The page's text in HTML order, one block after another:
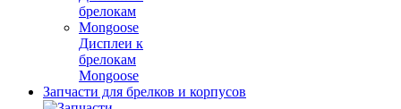
Дисплеи к
брелокам
Mongoose
Запчасти для брелков и корпусов